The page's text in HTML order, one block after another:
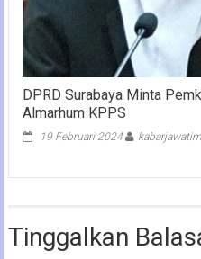
DPRD Surabaya Minta
Almarhum KPPS
19 Februari 2024
Tinggalkan